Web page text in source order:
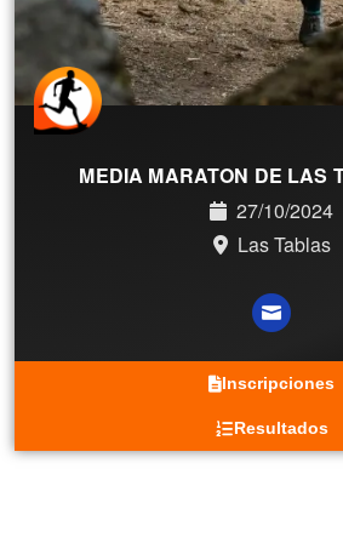
MEDIA MARATON DE LAS
27/10/2024
Las Tablas
Inscripciones
Resultados